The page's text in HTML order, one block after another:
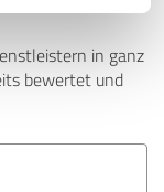
in ganz
bewertet und